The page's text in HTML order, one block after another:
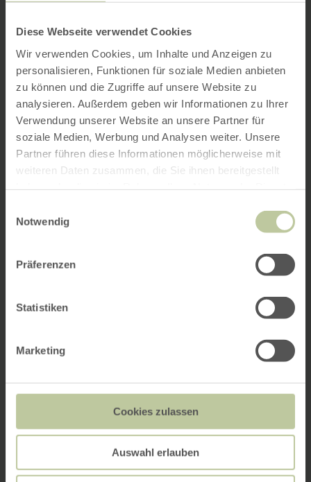
Diese Webseite verwendet Cookies
Wir verwenden Cookies, um Inhalte und Anzeigen zu
personalisieren, Funktionen für soziale Medien anbieten
zu können und die Zugriffe auf unsere Website zu
analysieren. Außerdem geben wir Informationen zu Ihrer
Verwendung unserer Website an unsere Partner für
soziale Medien, Werbung und Analysen weiter. Unsere
Partner führen diese Informationen möglicherweise mit
weiteren Daten zusammen, die Sie ihnen bereitgestellt
Notwendig
Präferenzen
Statistiken
Marketing
Cookies zulassen
Auswahl erlauben